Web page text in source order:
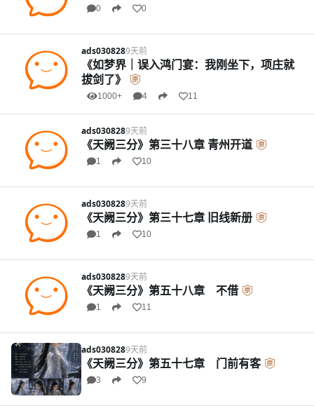
0 0
ads0308289天前
《如梦界｜误入鸿门宴：我刚坐下，项庄就
拔剑了》
1000+ 4 11
ads0308289天前
《天阙三分》第三十八章 青州开道
1 10
ads0308289天前
《天阙三分》第三十七章 旧线新册
1 10
ads0308289天前
《天阙三分》第五十八章 不借
1 11
ads0308289天前
《天阙三分》第五十七章 门前有客
3 9